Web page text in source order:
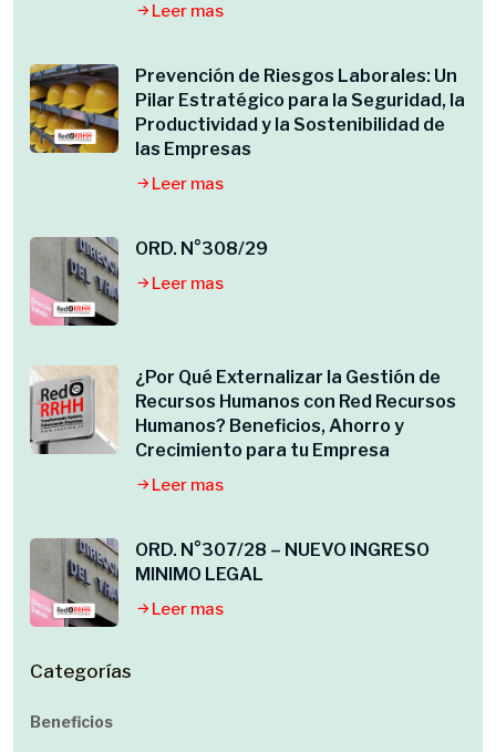
Leer mas
Prevención de Riesgos Laborales: Un
Pilar Estratégico para la Seguridad, la
Productividad y la Sostenibilidad de
las Empresas
Leer mas
ORD. N°308/29
Leer mas
¿Por Qué Externalizar la Gestión de
Recursos Humanos con Red Recursos
Humanos? Beneficios, Ahorro y
Crecimiento para tu Empresa
Leer mas
ORD. N°307/28 – NUEVO INGRESO
MINIMO LEGAL
Leer mas
Categorías
Beneficios